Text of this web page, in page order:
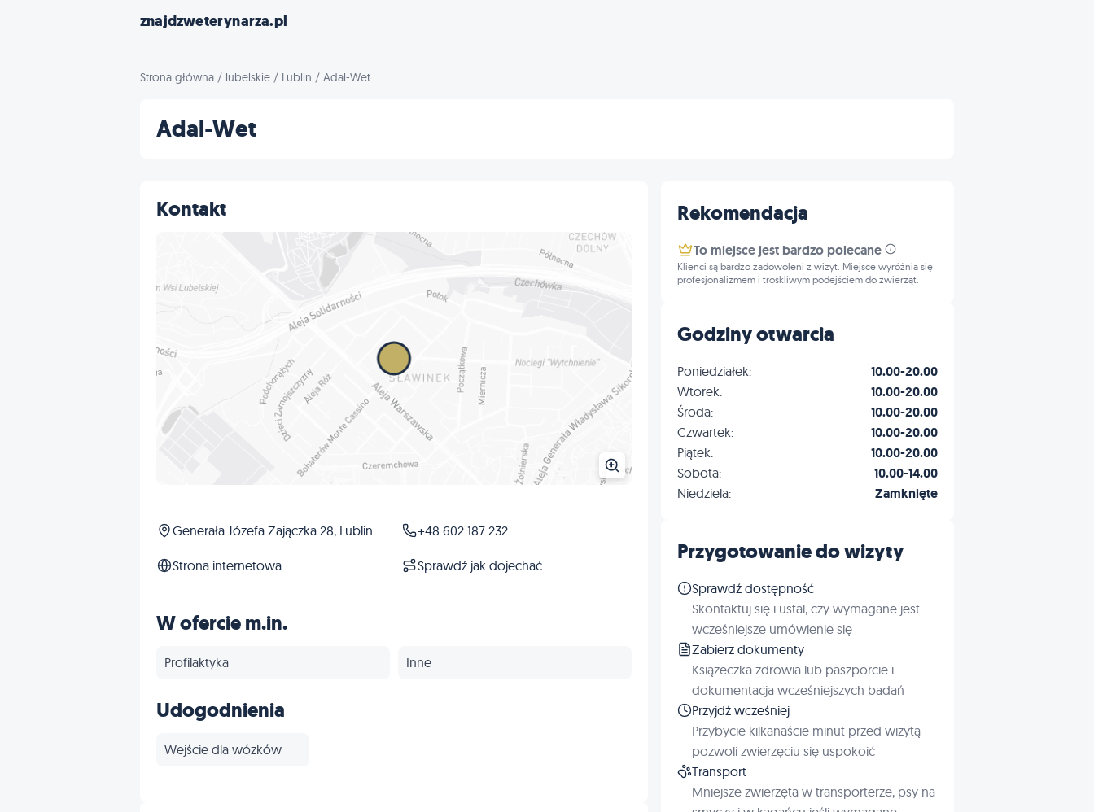
znajdzweterynarza.pl
Strona główna / lubelskie / Lublin / Adal-Wet
Adal-Wet
Kontakt
Generała Józefa Zajączka 28, Lublin +48 602 187 232
Strona internetowa Sprawdź jak dojechać
W ofercie m.in.
Profilaktyka Inne
Udogodnienia
Wejście dla wózków
Rekomendacja
To miejsce jest bardzo polecane
Klienci są bardzo zadowoleni z wizyt. Miejsce wyróżnia się
profesjonalizmem i troskliwym podejściem do zwierząt.
Godziny otwarcia
Poniedziałek: 10.00-20.00
Wtorek: 10.00-20.00
Środa: 10.00-20.00
Czwartek: 10.00-20.00
Piątek: 10.00-20.00
Sobota: 10.00-14.00
Niedziela: Zamknięte
Przygotowanie do wizyty
Sprawdź dostępność
Skontaktuj się i ustal, czy wymagane jest
wcześniejsze umówienie się
Zabierz dokumenty
Książeczka zdrowia lub paszporcie i
dokumentacja wcześniejszych badań
Przyjdź wcześniej
Przybycie kilkanaście minut przed wizytą
pozwoli zwierzęciu się uspokoić
Transport
Mniejsze zwierzęta w transporterze, psy na